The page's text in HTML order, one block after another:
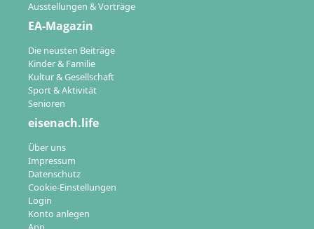
Ausstellungen & Vorträge
EA-Magazin
Die neusten Beiträge
Kinder & Familie
Kultur & Gesellschaft
Sport & Aktivität
Senioren
eisenach.life
Über uns
Impressum
Datenschutz
Cookie-Einstellungen
Login
Konto anlegen